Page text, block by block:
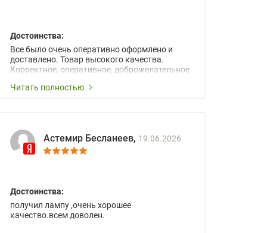
Достоинства:
Все было очень оперативно оформлено и
доставлено. Товар высокого качества.
Корректное, оперативное, доброжелательное
Читать полностью
Астемир Бесланеев, 19.06.2026
Достоинства:
получил лампу ,очень хорошее
качество.всем доволен.